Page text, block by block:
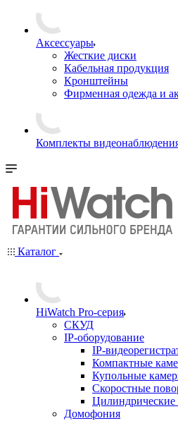
Аксессуары
Жесткие диски
Кабельная продукция
Кронштейны
Фирменная одежда и
Комплекты
Каталог
HiWatch Pro-серия
CКУД
IP-оборудование
IP-
Компактные
Купольные
Скоростные
Цилиндрические
Домофония